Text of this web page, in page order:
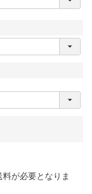
が必要となりま